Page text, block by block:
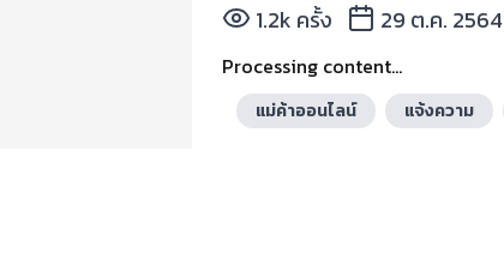
1.2k ครั้ง 29 ต.ค. 2564
Processing content...
แม่ค้าออนไลน์ แจ้งความ